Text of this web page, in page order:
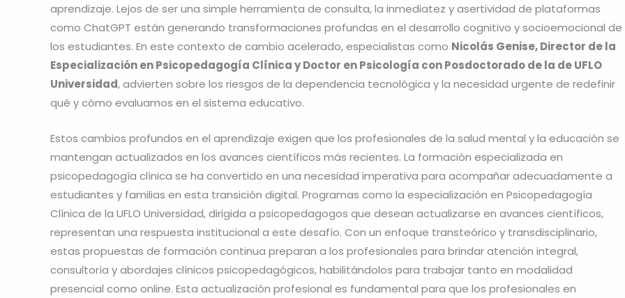
aprendizaje. Lejos de ser una simple herramienta de consulta, la inmediatez y asertividad de plataformas
como ChatGPT están generando transformaciones profundas en el desarrollo cognitivo y socioemocional de
los estudiantes. En este contexto de cambio acelerado, especialistas como Nicolás Genise, Director de la
Especialización en Psicopedagogía Clínica y Doctor en Psicología con Posdoctorado de la de UFLO
Universidad, advierten sobre los riesgos de la dependencia tecnológica y la necesidad urgente de redefinir
qué y cómo evaluamos en el sistema educativo.
Estos cambios profundos en el aprendizaje exigen que los profesionales de la salud mental y la educación se
mantengan actualizados en los avances científicos más recientes. La formación especializada en
psicopedagogía clínica se ha convertido en una necesidad imperativa para acompañar adecuadamente a
estudiantes y familias en esta transición digital. Programas como la especialización en Psicopedagogía
Clínica de la UFLO Universidad, dirigida a psicopedagogos que desean actualizarse en avances científicos,
representan una respuesta institucional a este desafío. Con un enfoque transteórico y transdisciplinario,
estas propuestas de formación continua preparan a los profesionales para brindar atención integral,
consultoría y abordajes clínicos psicopedagógicos, habilitándolos para trabajar tanto en modalidad
presencial como online. Esta actualización profesional es fundamental para que los profesionales en